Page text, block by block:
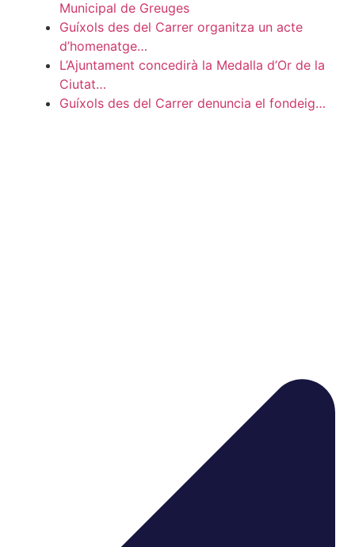
Municipal de Greuges
Guíxols des del Carrer organitza un acte
d’homenatge…
L’Ajuntament concedirà la Medalla d’Or de la
Ciutat…
Guíxols des del Carrer denuncia el fondeig…